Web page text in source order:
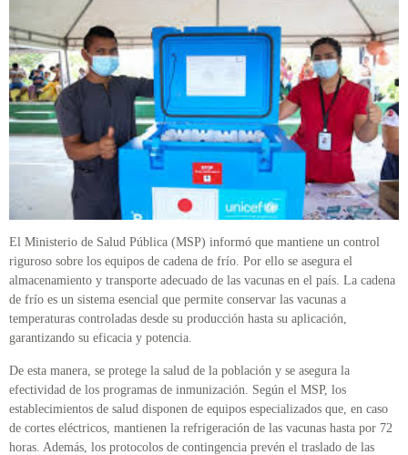
El Ministerio de Salud Pública (MSP) informó que mantiene un control
riguroso sobre los equipos de cadena de frío. Por ello se asegura el
almacenamiento y transporte adecuado de las vacunas en el país. La cadena
de frío es un sistema esencial que permite conservar las vacunas a
temperaturas controladas desde su producción hasta su aplicación,
garantizando su eficacia y potencia.
De esta manera, se protege la salud de la población y se asegura la
efectividad de los programas de inmunización. Según el MSP, los
establecimientos de salud disponen de equipos especializados que, en caso
de cortes eléctricos, mantienen la refrigeración de las vacunas hasta por 72
horas. Además, los protocolos de contingencia prevén el traslado de las